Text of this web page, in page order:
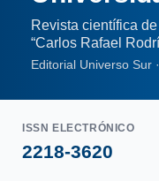
Revista científica
“Carlos Rafael
Editorial Universo Sur
ISSN ELECTRÓNICO
2218-3620